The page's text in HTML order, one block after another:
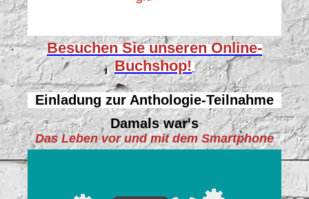
Besuchen Sie unserenOnline-
Buchshop!
Einladung zur Anthologie-Teilnahme
Damals war's
Das Leben vor und mit dem Smartphone